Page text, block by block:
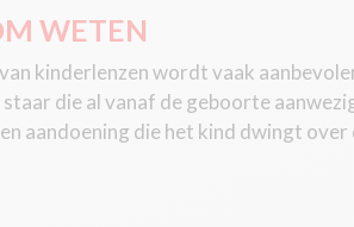
WETEN
kinderlenzen wordt vaak
die al vanaf de geboorte
aandoening die het kind dwingt